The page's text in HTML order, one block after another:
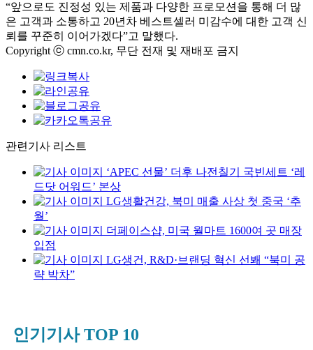
“앞으로도 진정성 있는 제품과 다양한 프로모션을 통해 더 많
은 고객과 소통하고 20년차 베스트셀러 미감수에 대한 고객 신
뢰를 꾸준히 이어가겠다”고 말했다.
Copyright ⓒ cmn.co.kr, 무단 전재 및 재배포 금지
관련기사 리스트
‘APEC 선물’ 더후 나전칠기 국빈세트 ‘레
드닷 어워드’ 본상
LG생활건강, 북미 매출 사상 첫 중국 ‘추
월’
더페이스샵, 미국 월마트 1600여 곳 매장
입점
LG생건, R&D·브랜딩 혁신 선봬 “북미 공
략 박차”
인기기사 TOP 10